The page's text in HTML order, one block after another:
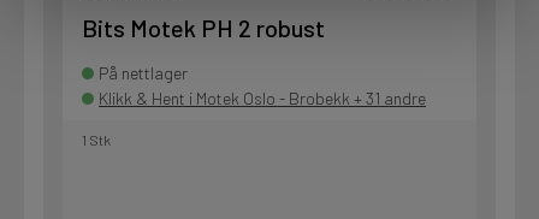
Bits Motek PH 2 robust
På nettlager
Klikk & Hent i Motek Oslo - Brobekk + 31 andre
1 Stk